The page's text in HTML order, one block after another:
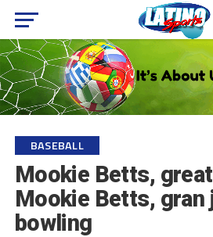
BASEBALL
Mookie Betts,
Mookie Betts, gran
bowling